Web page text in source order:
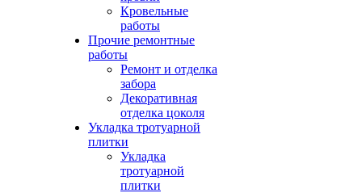
Кровельные
работы
Прочие ремонтные
работы
Ремонт и отделка
забора
Декоративная
отделка цоколя
Укладка тротуарной
плитки
Укладка
тротуарной
плитки